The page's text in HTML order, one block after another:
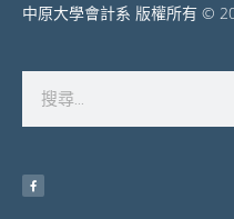
中原大學會計系 版權所有 ©